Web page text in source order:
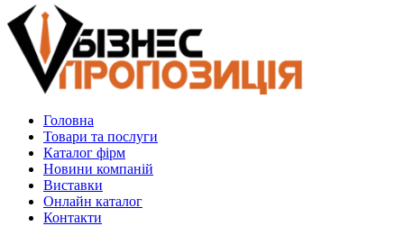
Головна
Товари та послуги
Каталог фірм
Новини компаній
Виставки
Онлайн каталог
Контакти